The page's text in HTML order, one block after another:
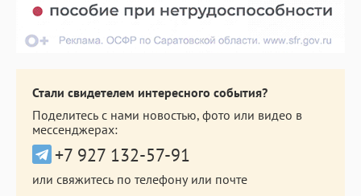
Стали свидетелем интересного события?
Поделитесь с нами новостью, фото или видео в
мессенджерах:
+7 927 132-57-91
или свяжитесь по телефону или почте